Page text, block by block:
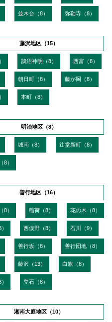
並木台（8） 弥勒寺（8）
藤沢地区（15）
鵠沼神明（8） 西富（8）
朝日町（8） 藤が岡（8）
本町（8）
明治地区（8）
城南（8） 辻堂新町（8）
8）
善行地区（16）
8） 稲荷（8） 花の木（8）
西俣野（8） 石川（9）
善行坂（8） 善行団地（8）
藤沢（13） 白旗（8）
立石（8）
湘南大庭地区（10）